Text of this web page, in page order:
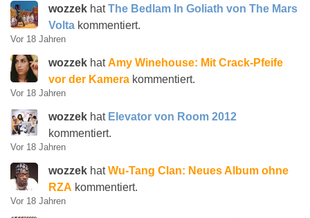
wozzek hatThe Bedlam In Goliath von The Mars
Volta kommentiert.
Vor 18 Jahren
wozzek hatAmy Winehouse: Mit Crack-Pfeife
vor der Kamera kommentiert.
Vor 18 Jahren
wozzek hat Elevator von Room 2012
kommentiert.
Vor 18 Jahren
wozzek hatWu-Tang Clan: Neues Album ohne
RZA kommentiert.
Vor 18 Jahren